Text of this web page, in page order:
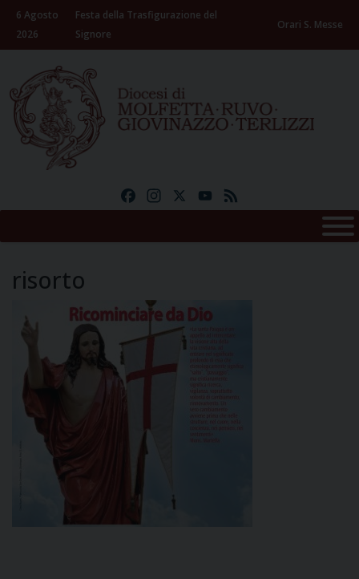
Skip
content
6 Agosto
2026
Festa della Trasfigurazione del
Signore
Orari S. Messe
FacebookInstagramYouTube
risorto